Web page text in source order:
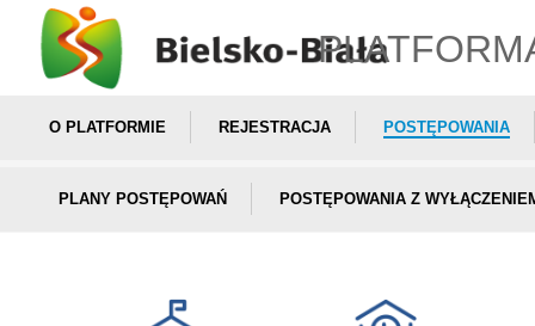
O PLATFORMIE REJESTRACJA POSTĘPOWANIA
PLANY POSTĘPOWAŃ POSTĘPOWANIA Z